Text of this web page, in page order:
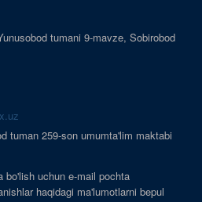
tumani 9-mavze, Sobirobod
tuman 259-son umumta'lim maktabi
bo'lish uchun e-mail pochta
haqidagi ma'lumotlarni bepul